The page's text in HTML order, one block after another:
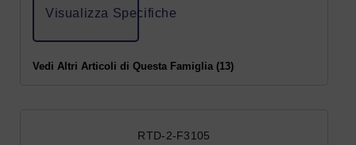
Visualizza Specifiche
Vedi Altri Articoli di Questa Famiglia (13)
RTD-2-F3105